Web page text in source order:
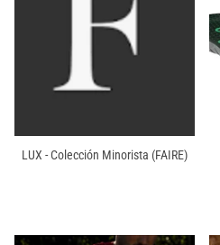
LUX - Colección Minorista (FAIRE)